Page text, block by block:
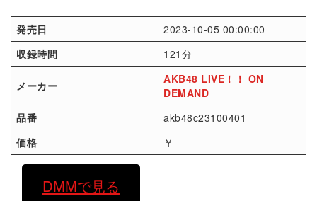
発売日
2023-10-05 00:00:00
収録時間
121分
メーカー
AKB48 LIVE！！ ON
DEMAND
品番
akb48c23100401
価格
￥-
DMMで見る